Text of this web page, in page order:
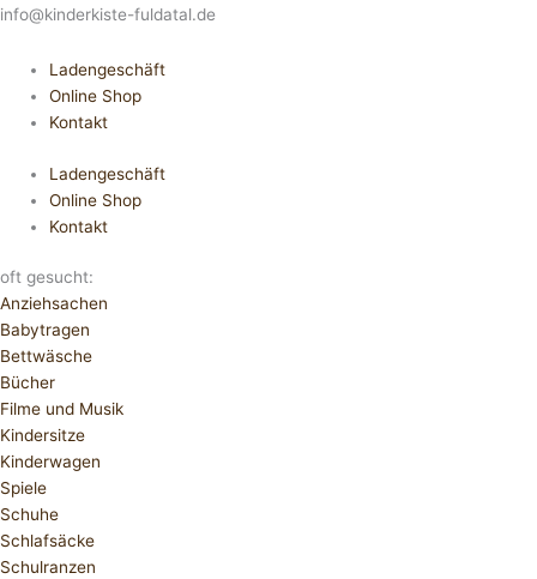
info@kinderkiste-fuldatal.de
Ladengeschäft
Online Shop
Kontakt
Ladengeschäft
Online Shop
Kontakt
oft gesucht:
Anziehsachen
Babytragen
Bettwäsche
Bücher
Filme und Musik
Kindersitze
Kinderwagen
Spiele
Schuhe
Schlafsäcke
Schulranzen